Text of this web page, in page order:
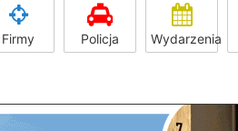
Firmy Policja Wydarzenia